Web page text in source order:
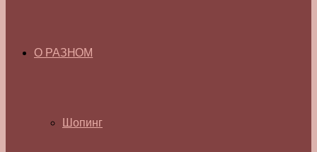
О РАЗНОМ
Шопинг